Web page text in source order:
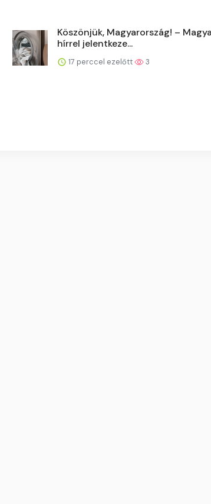
Köszönjük, Magyarország! –
hírrel jelentkeze...
17 perccel ezelőtt 3